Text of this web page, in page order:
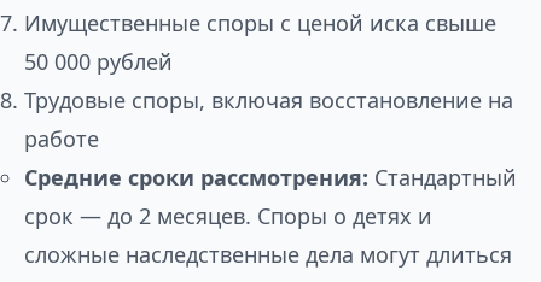
Имущественные споры с ценой иска свыше
50 000 рублей
Трудовые споры, включая восстановление на
работе
Средние сроки рассмотрения: Стандартный
срок — до 2 месяцев. Споры о детях и
сложные наследственные дела могут длиться